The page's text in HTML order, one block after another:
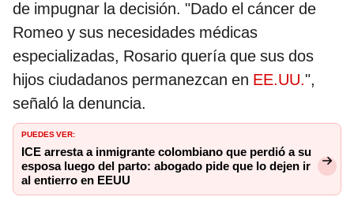
de impugnar la decisión. "Dado el cáncer de
Romeo y sus necesidades médicas
especializadas, Rosario quería que sus dos
hijos ciudadanos permanezcan en EE.UU.",
señaló la denuncia.
PUEDES VER:
ICE arresta a inmigrante colombiano que perdió a su
esposa luego del parto: abogado pide que lo dejen ir
al entierro en EEUU